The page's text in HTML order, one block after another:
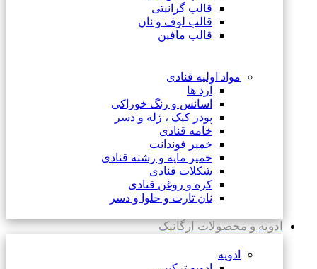
قالب گرانیتی
قالب لوف و نان
قالب مافین
مواد اولیه قنادی
آرد ها
اسانس و رنگ خوراکی
پودر کیک ، ژله و دسر
خامه قنادی
خمیر فوندانت
خمیر مایه و رشته قنادی
شکلات قنادی
کره و روغن قنادی
نان تارت و حلوا و دسر
ادویه و محصولات ارگانیک
ادویه